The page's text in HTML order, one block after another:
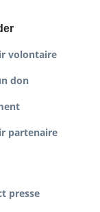
volontaire
don
partenaire
presse